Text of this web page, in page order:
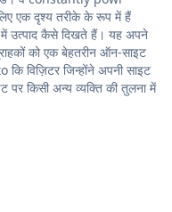
एक दृश्य तरीके के रूप में हैं
में उत्पाद कैसे दिखते हैं। यह अपने
को एक बेहतरीन ऑन-साइट
विज़िटर जिन्होंने अपनी साइट
किसी अन्य व्यक्ति की तुलना में